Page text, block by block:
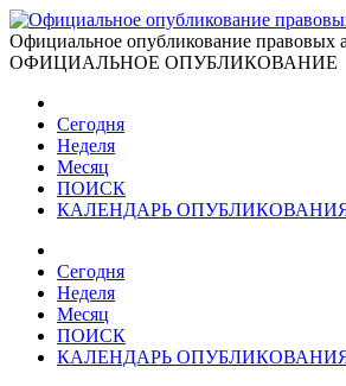
Официальное опубликование правовых
ОФИЦИАЛЬНОЕ ОПУБЛИКОВАНИЕ
Сегодня
Неделя
Месяц
ПОИСК
КАЛЕНДАРЬ
Сегодня
Неделя
Месяц
ПОИСК
КАЛЕНДАРЬ